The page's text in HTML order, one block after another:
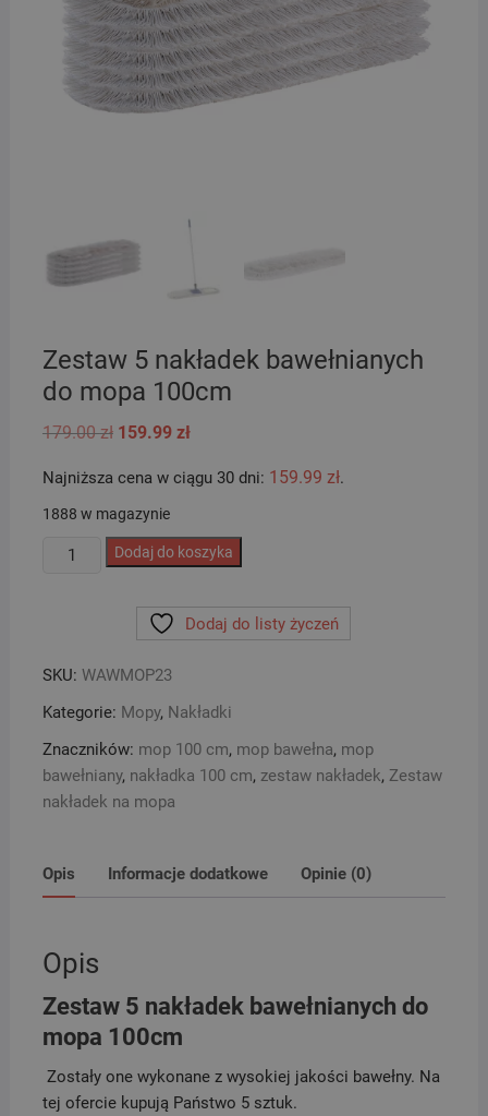
Zestaw 5 nakładek bawełnianych
do mopa 100cm
179.00zł Pierwotna
179.00 zł.
159.99 złAktualna
159.99 zł.
Najniższa cena w ciągu 30 dni: 159.99 zł.
1888 w magazynie
ilość
do
mopa
Dodaj do koszyka
Dodaj do listy życzeń
SKU: WAWMOP23
Kategorie: Mopy, Nakładki
Znaczników: mop 100 cm, mop bawełna, mop
bawełniany, nakładka 100 cm, zestaw nakładek, Zestaw
nakładek na mopa
Opis Informacje dodatkowe Opinie (0)
Opis
Zestaw 5 nakładek bawełnianych do
mopa 100cm
Zostały one wykonane z wysokiej jakości bawełny. Na
tej ofercie kupują Państwo 5 sztuk.